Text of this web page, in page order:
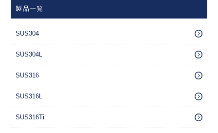
製品一覧
SUS304
SUS304L
SUS316
SUS316L
SUS316Ti